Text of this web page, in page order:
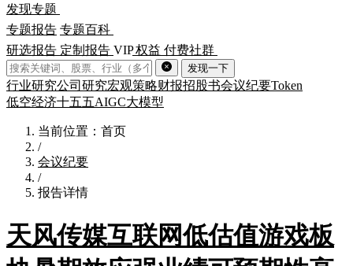
发现专题
专题报告 专题百科
研选报告 定制报告 VIP权益 付费社群
发现一下
行业研究公司研究宏观策略财报招股书会议纪要Token
低空经济十五五AIGC大模型
当前位置：首页
/
会议纪要
/
报告详情
天风传媒互联网低估值游戏板